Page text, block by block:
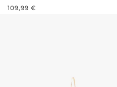
PREZZO NORMALE:
109,99 €